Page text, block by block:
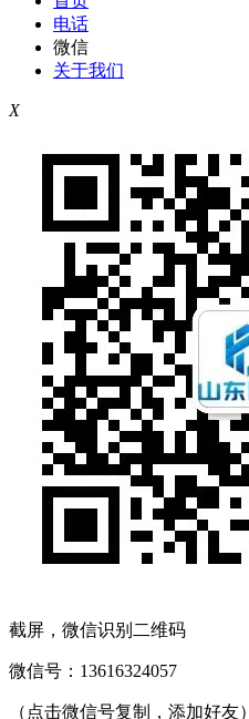
电话
微信
关于我们
X
截屏，微信识别二维码
微信号： 13616324057
（点击微信号复制，添加好友）